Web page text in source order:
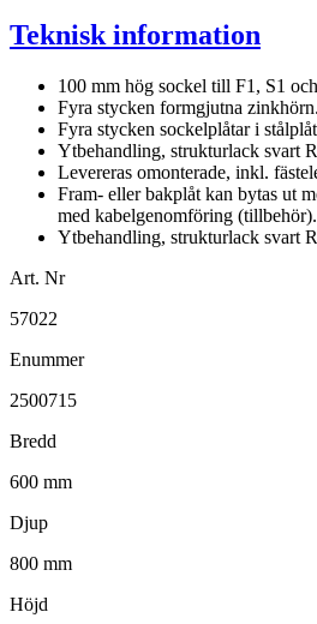
Teknisk information
100 mm hög sockel till F1, S1
Fyra stycken formgjutna zinkhörn.
Fyra stycken sockelplåtar i
Ytbehandling, strukturlack svart
Levereras omonterade, inkl.
Fram- eller bakplåt kan bytas ut
med kabelgenomföring (tillbehör).
Ytbehandling, strukturlack svart
Art. Nr
57022
Enummer
2500715
Bredd
600 mm
Djup
800 mm
Höjd